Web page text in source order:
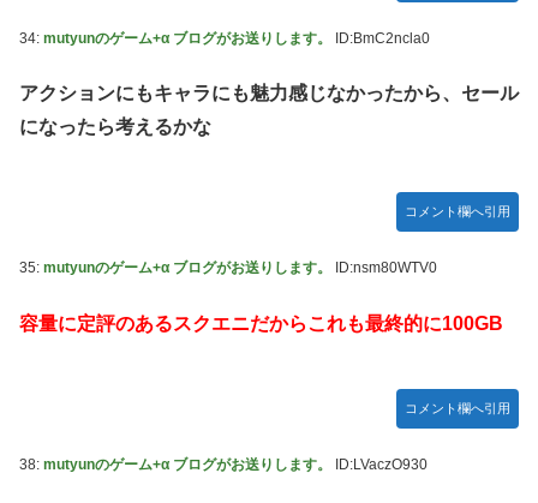
34: mutyunのゲーム+α ブログがお送りします。 ID:BmC2ncla0
アクションにもキャラにも魅力感じなかったから、セール
になったら考えるかな
コメント欄へ引用
35: mutyunのゲーム+α ブログがお送りします。 ID:nsm80WTV0
容量に定評のあるスクエニだからこれも最終的に100GB
コメント欄へ引用
38: mutyunのゲーム+α ブログがお送りします。 ID:LVaczO930